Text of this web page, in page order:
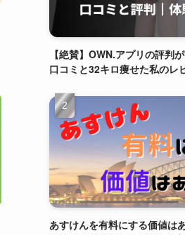
【絶賛】OWN.アプリの評判
口コミと32キロ痩せた私のレ
あすけんを有料にする価値は